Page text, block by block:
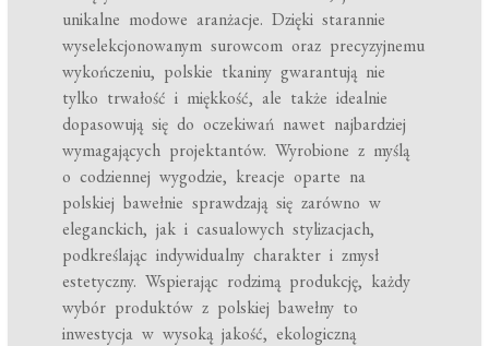
unikalne modowe aranżacje. Dzięki starannie
wyselekcjonowanym surowcom oraz precyzyjnemu
wykończeniu, polskie tkaniny gwarantują nie
tylko trwałość i miękkość, ale także idealnie
dopasowują się do oczekiwań nawet najbardziej
wymagających projektantów. Wyrobione z myślą
o codziennej wygodzie, kreacje oparte na
polskiej bawełnie sprawdzają się zarówno w
eleganckich, jak i casualowych stylizacjach,
podkreślając indywidualny charakter i zmysł
estetyczny. Wspierając rodzimą produkcję, każdy
wybór produktów z polskiej bawełny to
inwestycja w wysoką jakość, ekologiczną